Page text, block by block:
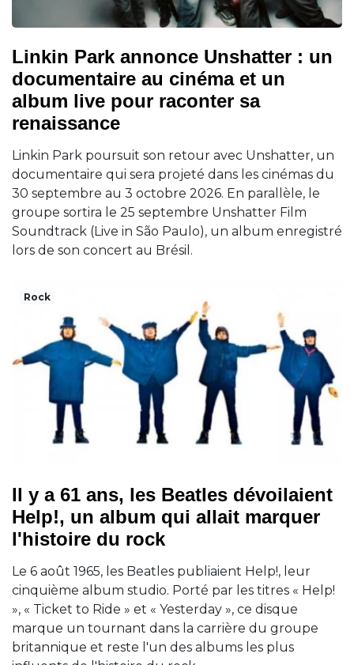
Linkin Park annonce Unshatter : un
documentaire au cinéma et un
album live pour raconter sa
renaissance
Linkin Park poursuit son retour avec Unshatter, un
documentaire qui sera projeté dans les cinémas du
30 septembre au 3 octobre 2026. En parallèle, le
groupe sortira le 25 septembre Unshatter Film
Soundtrack (Live in São Paulo), un album enregistré
lors de son concert au Brésil.
Rock
Il y a 61 ans, les Beatles dévoilaient
Help!, un album qui allait marquer
l'histoire du rock
Le 6 août 1965, les Beatles publiaient Help!, leur
cinquième album studio. Porté par les titres « Help!
», « Ticket to Ride » et « Yesterday », ce disque
marque un tournant dans la carrière du groupe
britannique et reste l'un des albums les plus